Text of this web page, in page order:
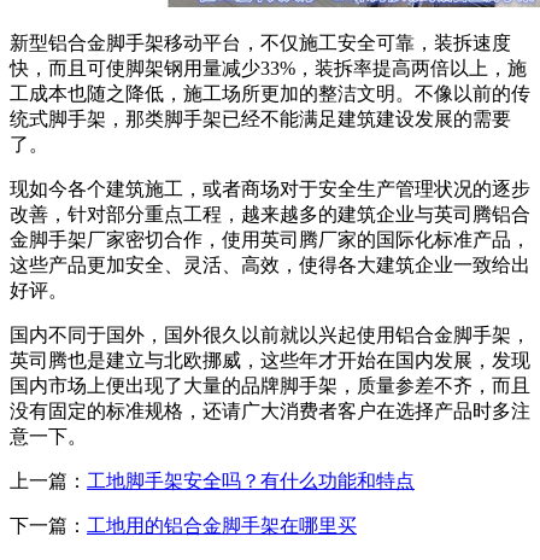
新型铝合金脚手架移动平台，不仅施工安全可靠，装拆速度
快，而且可使脚架钢用量减少33%，装拆率提高两倍以上，施
工成本也随之降低，施工场所更加的整洁文明。不像以前的传
统式脚手架，那类脚手架已经不能满足建筑建设发展的需要
了。
现如今各个建筑施工，或者商场对于安全生产管理状况的逐步
改善，针对部分重点工程，越来越多的建筑企业与英司腾铝合
金脚手架厂家密切合作，使用英司腾厂家的国际化标准产品，
这些产品更加安全、灵活、高效，使得各大建筑企业一致给出
好评。
国内不同于国外，国外很久以前就以兴起使用铝合金脚手架，
英司腾也是建立与北欧挪威，这些年才开始在国内发展，发现
国内市场上便出现了大量的品牌脚手架，质量参差不齐，而且
没有固定的标准规格，还请广大消费者客户在选择产品时多注
意一下。
上一篇： 工地脚手架安全吗？有什么功能和特点
下一篇： 工地用的铝合金脚手架在哪里买